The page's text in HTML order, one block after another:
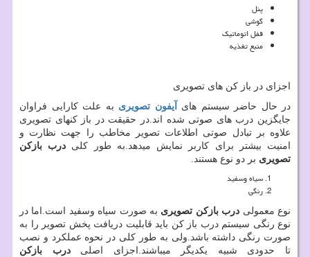
پنل
گوشی
قفل اتوماتیک
منبع تغذیه
اجزای در باز کن های تصویری
در حال حاضر سیستم های
آیفون تصویری به علت کارایی فراوان
جایگزین درب های صوتی شده اند.در حقیقت در باز کنهای تصویری
علاوه بر تبادل صوتی اطلاعات تصویر مخاطب را جهت نظارت و
امنیت بیشتر برای کاربر نمایش میدهد.به طور کلی درب بازکن
تصویری بر دو نوع هستند.
سیاه وسفید
رنگی
نوع معمولی درب بازکن تصویری به صورت سیاه وسفید است.اما در
نوع رنگی سیستم درب باز کن باید قابلیت دریافت پخش تصویر را به
صورت رنگی داشته باشد.ولی به طور کلی در نحوه عملکرد و نصب
تا حدودی شبیه یکدیگر میباشند.اجزای اصلیدرب بازکن